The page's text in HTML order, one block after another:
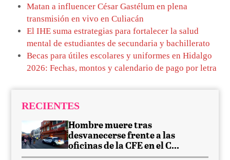
Matan a influencer César Gastélum en plena
transmisión en vivo en Culiacán
El IHE suma estrategias para fortalecer la salud
mental de estudiantes de secundaria y bachillerato
Becas para útiles escolares y uniformes en Hidalgo
2026: Fechas, montos y calendario de pago por letra
RECIENTES
Hombre muere tras
desvanecerse frente a las
oficinas de la CFE en el C...